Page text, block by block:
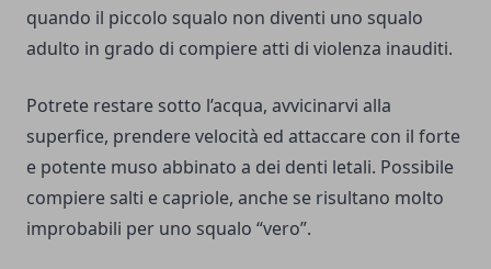
quando il piccolo squalo non diventi uno squalo
adulto in grado di compiere atti di violenza inauditi.
Potrete restare sotto l’acqua, avvicinarvi alla
superfice, prendere velocità ed attaccare con il forte
e potente muso abbinato a dei denti letali. Possibile
compiere salti e capriole, anche se risultano molto
improbabili per uno squalo “vero”.